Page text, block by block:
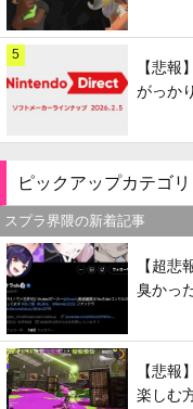
5
【悲
がっか
ピックアップカテゴリ
スプラ界隈の新着記事
【超悲
臭かっ
【悲報
楽しむ